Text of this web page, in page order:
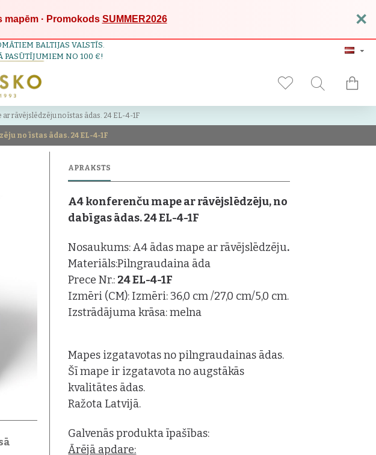
· Promokods SUMMER2026 ×
BALTIJAS VALSTĪS.
PASŪTĪJUMIEM NO 100 €!
rāvējslēdzēju no īstas ādas. 24 EL-4-1F
no īstas ādas. 24 EL-4-1F
APRAKSTS
A4 konferenču mape ar rāvējslēdzēju, no
dabīgas ādas.24 EL-4-1F
Nosaukums: A4 ādas mape ar rāvējslēdzēju.
Materiāls:Pilngraudaina āda
Prece Nr.: 24 EL-4-1F
Izmēri (CM): Izmēri: 36,0 cm /27,0 cm/5,0 cm.
Izstrādājuma krāsa: melna
Mapes izgatavotas no pilngraudainas ādas.
Šī mape ir izgatavota no augstākās
kvalitātes ādas.
Ražota Latvijā.
Galvenās produkta īpašības:
Ārējā apdare: